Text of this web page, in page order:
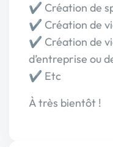
✔️ Création de
✔️ Création de
✔️ Création de
d’entreprise ou
✔️ Etc
À très bientôt !